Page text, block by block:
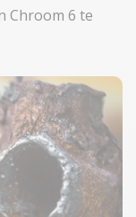
Chroom 6 te